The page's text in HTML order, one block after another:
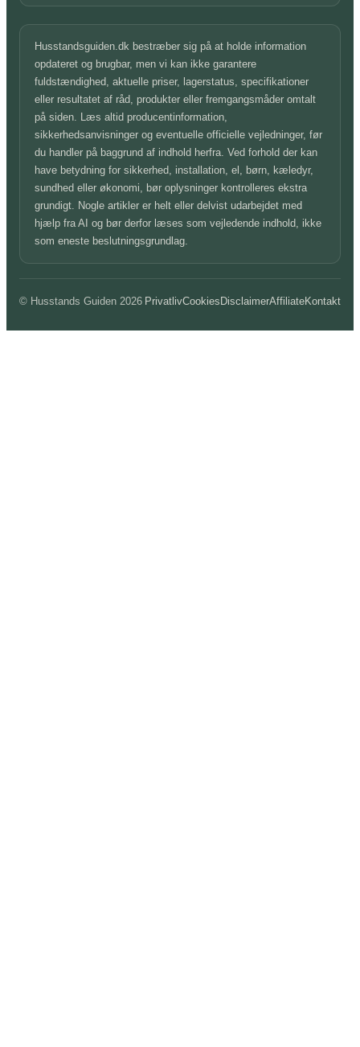
Husstandsguiden.dk bestræber sig på at holde information
opdateret og brugbar, men vi kan ikke garantere
fuldstændighed, aktuelle priser, lagerstatus, specifikationer
eller resultatet af råd, produkter eller fremgangsmåder omtalt
på siden. Læs altid producentinformation,
sikkerhedsanvisninger og eventuelle officielle vejledninger, før
du handler på baggrund af indhold herfra. Ved forhold der kan
have betydning for sikkerhed, installation, el, børn, kæledyr,
sundhed eller økonomi, bør oplysninger kontrolleres ekstra
grundigt. Nogle artikler er helt eller delvist udarbejdet med
hjælp fra AI og bør derfor læses som vejledende indhold, ikke
som eneste beslutningsgrundlag.
© Husstands Guiden 2026 PrivatlivCookies DisclaimerAffiliateKontakt